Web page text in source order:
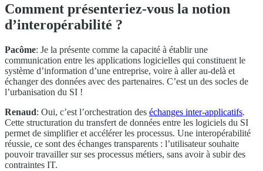
Comment présenteriez-vous la notion
d’interopérabilité ?
Pacôme: Je la présente comme la capacité à établir une
communication entre les applications logicielles qui constituent le
système d’information d’une entreprise, voire à aller au-delà et
échanger des données avec des partenaires. C’est un des socles de
l’urbanisation du SI !
Renaud: Oui, c’est l’orchestration des échanges inter-applicatifs.
Cette structuration du transfert de données entre les logiciels du SI
permet de simplifier et accélérer les processus. Une interopérabilité
réussie, ce sont des échanges transparents : l’utilisateur souhaite
pouvoir travailler sur ses processus métiers, sans avoir à subir des
contraintes IT.